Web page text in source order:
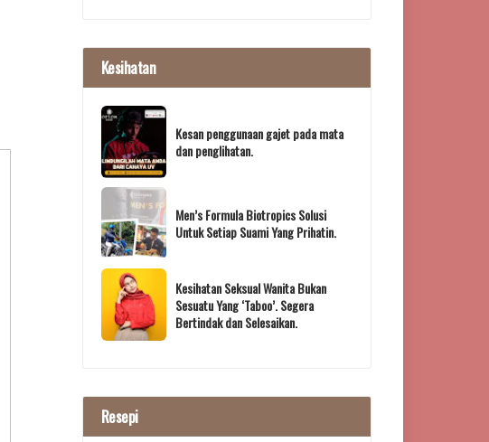
Kesihatan
Kesan penggunaan gajet pada mata
dan penglihatan.
Men’s Formula Biotropics Solusi
Untuk Setiap Suami Yang Prihatin.
Kesihatan Seksual Wanita Bukan
Sesuatu Yang ‘Taboo’. Segera
Bertindak dan Selesaikan.
Resepi